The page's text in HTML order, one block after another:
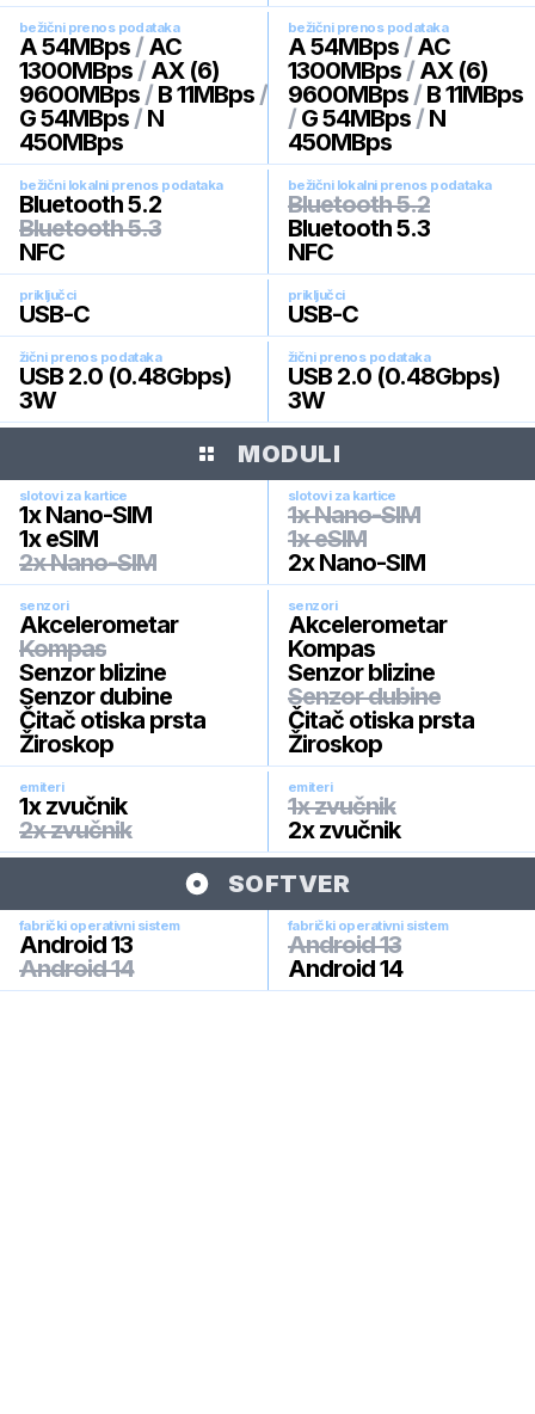
bežični prenos podataka
A 54MBps / AC
1300MBps / AX (6)
9600MBps / B 11MBps /
G 54MBps / N
450MBps
bežični prenos podataka
A 54MBps / AC
1300MBps / AX (6)
9600MBps / B 11MBps
/ G 54MBps / N
450MBps
bežični lokalni prenos podataka
Bluetooth 5.2
Bluetooth 5.3
NFC
bežični lokalni prenos podataka
Bluetooth 5.2
Bluetooth 5.3
NFC
priključci
USB-C
priključci
USB-C
žični prenos podataka
USB 2.0 (0.48Gbps)
3W
žični prenos podataka
USB 2.0 (0.48Gbps)
3W
MODULI
slotovi za kartice
1x Nano-SIM
1x eSIM
2x Nano-SIM
slotovi za kartice
1x Nano-SIM
1x eSIM
2x Nano-SIM
senzori
Akcelerometar
Kompas
Senzor blizine
Senzor dubine
Čitač otiska prsta
Žiroskop
senzori
Akcelerometar
Kompas
Senzor blizine
Senzor dubine
Čitač otiska prsta
Žiroskop
emiteri
1x zvučnik
2x zvučnik
emiteri
1x zvučnik
2x zvučnik
SOFTVER
fabrički operativni sistem
Android 13
Android 14
fabrički operativni sistem
Android 13
Android 14